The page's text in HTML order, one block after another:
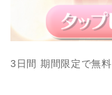
3日間 期間限定で無料